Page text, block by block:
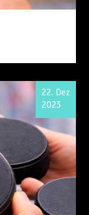
22. Dez
2023